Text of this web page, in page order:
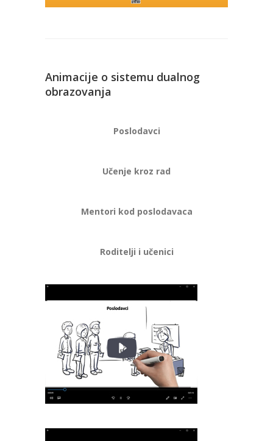
Animacije o sistemu dualnog
obrazovanja
Poslodavci
Učenje kroz rad
Mentori kod poslodavaca
Roditelji i učenici